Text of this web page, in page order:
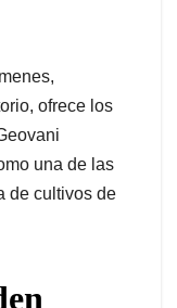
ofrece los
una de las
de cultivos de